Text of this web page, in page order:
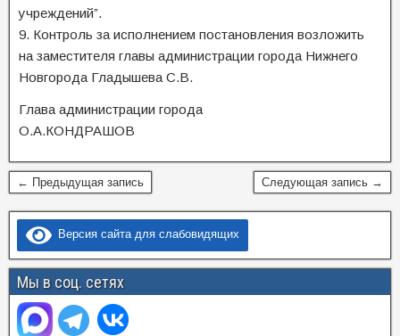
учреждений”.
9. Контроль за исполнением постановления возложить
на заместителя главы администрации города Нижнего
Новгорода Гладышева С.В.
Глава администрации города
О.А.КОНДРАШОВ
← Предыдущая запись Следующая запись →
Версия сайта для слабовидящих
Мы в соц. сетях